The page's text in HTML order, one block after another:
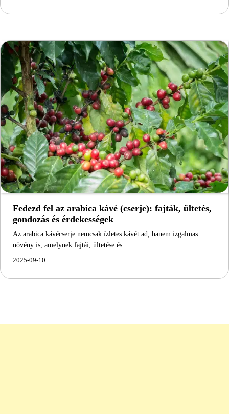
Fedezd fel az arabica kávé (cserje): fajták, ültetés,
gondozás és érdekességek
Az arabica kávécserje nemcsak ízletes kávét ad, hanem izgalmas
növény is, amelynek fajtái, ültetése és…
2025-09-10